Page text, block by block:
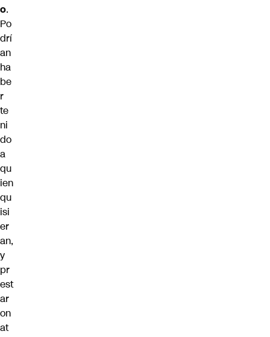
o.
Po
drí
an
ha
be
r
te
ni
do
a
qu
ien
qu
isi
er
an,
y
pr
est
ar
on
at